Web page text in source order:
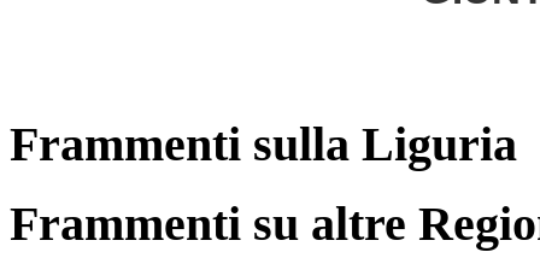
Frammenti sulla Liguria
Frammenti su altre